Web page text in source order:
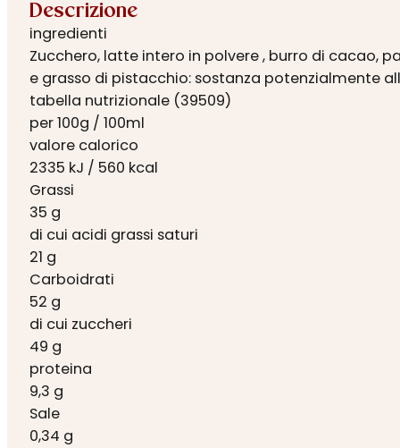
Descrizione
ingredienti
Zucchero, latte intero in polvere, burro di cacao,
e grasso di pistacchio: sostanza potenzialmente
tabella nutrizionale (39509)
per 100g / 100ml
valore calorico
2335 kJ / 560 kcal
Grassi
35 g
di cui acidi grassi saturi
21 g
Carboidrati
52 g
di cui zuccheri
49 g
proteina
9,3 g
Sale
0,34 g